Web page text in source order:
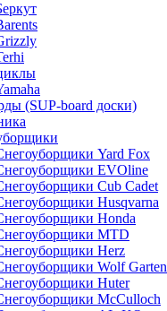
(SUP-board доски)
Yard Fox
EVOline
Cub Cadet
Husqvarna
Honda
MTD
Herz
Wolf Garten
Huter
McCulloch